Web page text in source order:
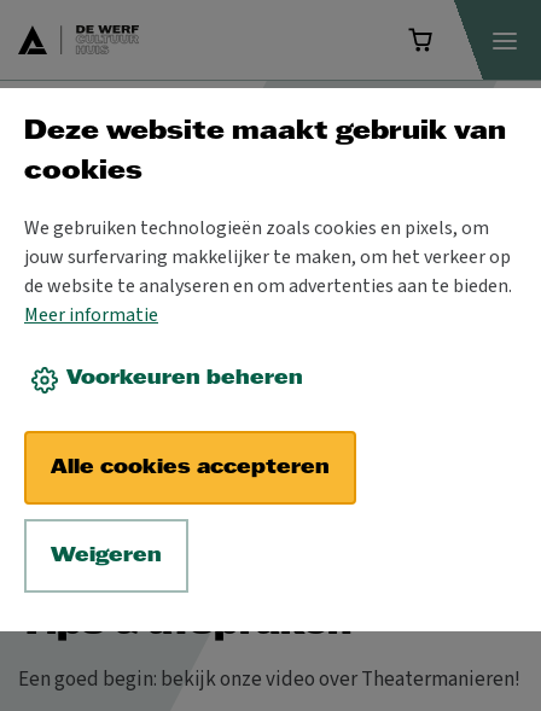
School & Co
Tips&afspraken
Een goed begin: bekijk onze video over Theatermanieren!
Deze website maakt gebruik van
cookies
We gebruiken technologieën zoals cookies en pixels, om
jouw surfervaring makkelijker te maken, om het verkeer op
de website te analyseren en om advertenties aan te bieden.
Meer informatie
Voorkeuren beheren
Alle cookies accepteren
Weigeren